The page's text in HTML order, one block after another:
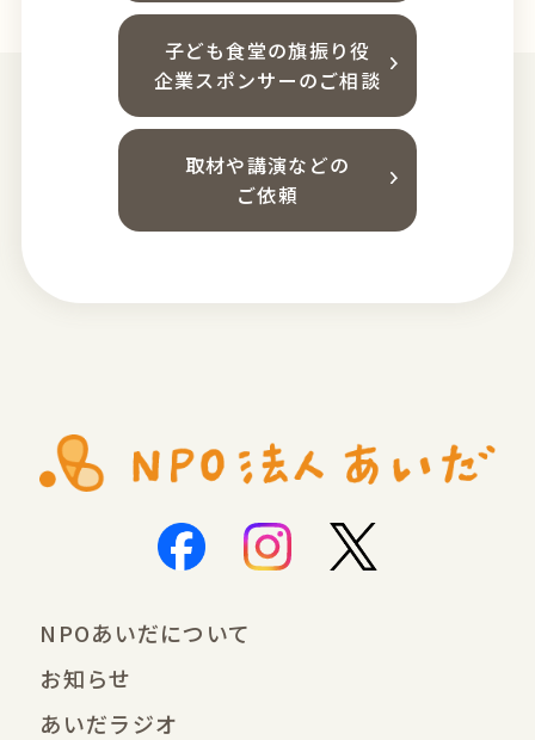
子ども食堂の旗振り役
企業スポンサーのご相談
取材や講演などの
ご依頼
NPOあいだについて
お知らせ
あいだラジオ